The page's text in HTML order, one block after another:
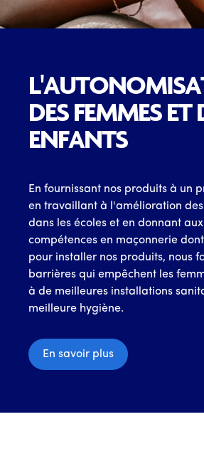
DES FEMMES ET
ENFANTS
En fournissant nos produits à un
en travaillant à l'amélioration
dans les écoles et en donnant
compétences en maçonnerie
pour installer nos produits, nous
barrières qui empêchent les
à de meilleures installations
meilleure hygiène.
En savoir plus